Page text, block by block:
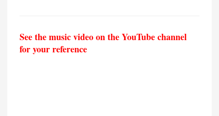
See the music video on the YouTube channel
for your reference